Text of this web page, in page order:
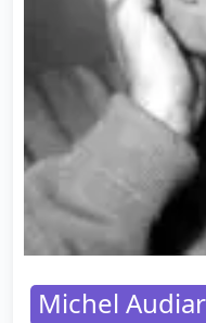
Michel